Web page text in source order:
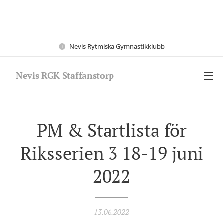
Nevis Rytmiska Gymnastikklubb
Nevis RGK Staffanstorp
PM & Startlista för
Riksserien 3 18-19 juni
2022
13.06.2022